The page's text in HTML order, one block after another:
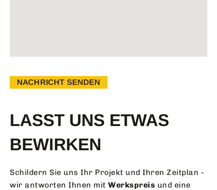
NACHRICHT SENDEN
LASST UNS ETWAS
BEWIRKEN
Schildern Sie uns Ihr Projekt und Ihren Zeitplan -
wir antworten Ihnen mit Werkspreis und eine